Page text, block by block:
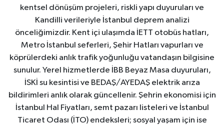
kentsel dönüşüm projeleri, riskli yapı duyuruları ve
Kandilli verileriyle İstanbul deprem analizi
önceliğimizdir. Kent içi ulaşımda İETT otobüs hatları,
Metro İstanbul seferleri, Şehir Hatları vapurları ve
köprülerdeki anlık trafik yoğunluğu vatandaşın bilgisine
sunulur. Yerel hizmetlerde İBB Beyaz Masa duyuruları,
İSKİ su kesintisi ve BEDAŞ/AYEDAŞ elektrik arıza
bildirimleri anlık olarak güncellenir. Şehrin ekonomisi için
İstanbul Hal Fiyatları, semt pazarı listeleri ve İstanbul
Ticaret Odası (İTO) endeksleri; sosyal yaşam için ise